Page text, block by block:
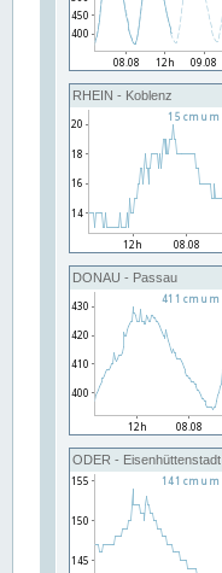
RHEIN - Koblenz
DONAU - Passau
ODER - Eisenhüttenstadt